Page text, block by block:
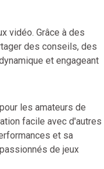
vidéo. Grâce à des
des conseils, des
et engageant
les amateurs de
facile avec d'autres
et sa
de jeux